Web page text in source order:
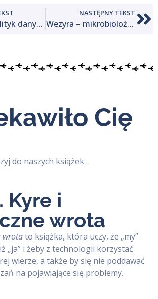
Hugo – analityk danych
NASTĘPNY TEKST
Wezyra – mikrobiolożka
Cię
do naszych książek…
Kyre i
wrota
wrotato książka, która uczy, że „my”
„ja” i żeby z technologii korzystać
wierze, a także by się nie poddawać
na pojawiające się problemy.